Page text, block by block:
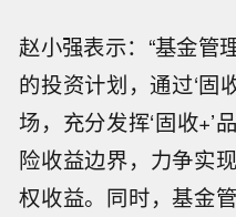
赵小强表示：“基金管
的投资计划，通过‘固
场，充分发挥‘固收+’
险收益边界，力争实
权收益。同时，基金